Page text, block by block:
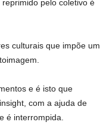
pelo coletivo é
culturais que impõe um
e é isto que
com a ajuda de
é interrompida.